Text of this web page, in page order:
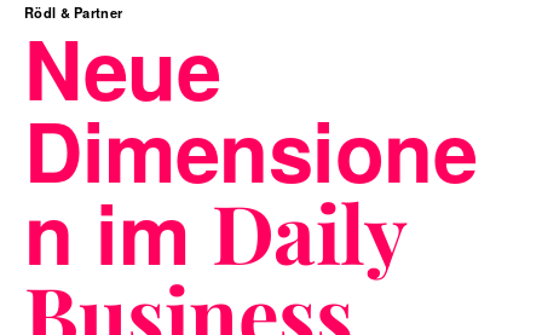
Erlebnispark
Blog
Rödl & Partner
Neue
Dimensione
n im Daily